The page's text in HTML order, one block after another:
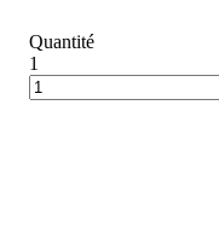
Quantité
1